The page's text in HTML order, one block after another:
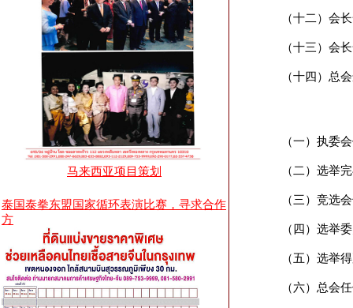
马来西亚项目策划
泰国泰拳东盟国家循环表演比赛，寻求合作
方
（十二）会
（十三）会
（十四）总
（一）执委
（二）选举
（三）竞选
（四）选举
（五）选举
（六）总会